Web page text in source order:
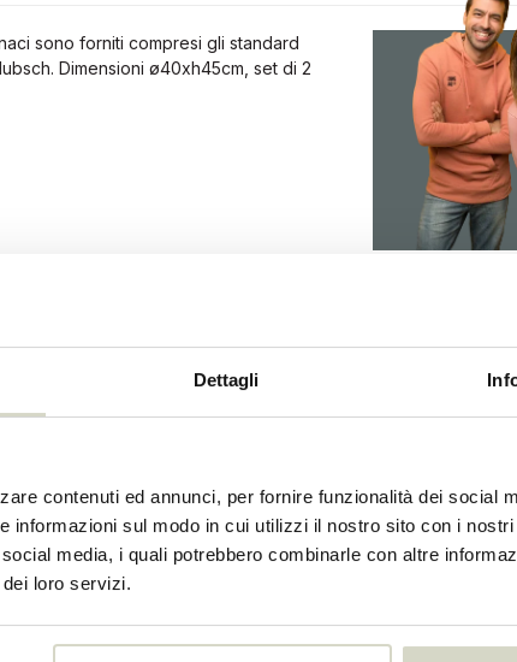
Dettagli
contenuti ed annunci, per fornire funzionalità dei social
informazioni sul modo in cui utilizzi il nostro sito con i
media, i quali potrebbero combinarle con altre
loro servizi.
sono forniti compresi gli standard
Dimensioni ø40xh45cm, set di 2